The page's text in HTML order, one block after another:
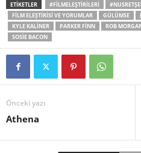
ETİKETLER
#FILMELEŞTIRILERI
FILM ELEŞTIRISI VE YORUMLAR
GÜLÜMSE
KYLE KALINER
PARKER FINN ROB
SOSIE BACON
Önceki yazı
Athena